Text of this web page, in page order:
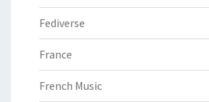
Fediverse
France
French Music